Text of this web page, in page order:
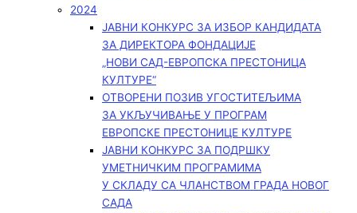
2024
ЈАВНИ КОНКУРС ЗА ИЗБОР КАНДИДАТА
ЗА ДИРЕКТОРА ФОНДАЦИЈЕ
„НОВИ САД-ЕВРОПСКА ПРЕСТОНИЦА
КУЛТУРЕ“
ОТВОРЕНИ ПОЗИВ УГОСТИТЕЉИМА
ЗА УКЉУЧИВАЊЕ У ПРОГРАМ
ЕВРОПСКЕ ПРЕСТОНИЦЕ КУЛТУРЕ
ЈАВНИ КОНКУРС ЗА ПОДРШКУ
УМЕТНИЧКИМ ПРОГРАМИМА
У СКЛАДУ СА ЧЛАНСТВОМ ГРАДА НОВОГ
САДА